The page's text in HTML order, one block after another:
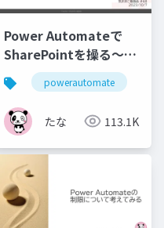
Power Automateで
SharePointを操る～
Part5～powerautomate
たな 113.1K